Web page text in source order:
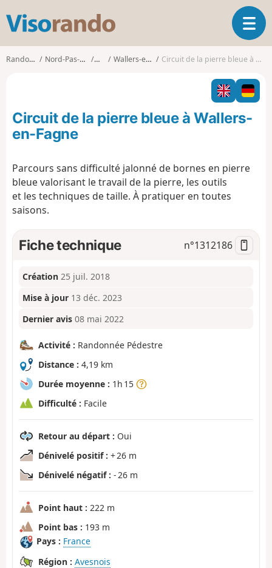
s
o
o
O
u
v
i
r
l
a
i
o
Randonnées Nord-Pas-de-Calais NordWallers-en-Fagne Circuit de la pierre bleue à Wallers-en-Fagne
Circuit de la pierre bleue à Wallers-
en-Fagne
Parcours sans difficulté jalonné de bornes en pierre
bleue valorisant le travail de la pierre, les outils
et les techniques de taille. À pratiquer en toutes
saisons.
Fiche technique n°1312186
Création 25 juil. 2018
Mise à jour 13 déc. 2023
Dernier avis 08 mai 2022
Activité : Randonnée Pédestre
Distance : 4,19 km
Durée moyenne : 1h 15
Difficulté : Facile
Retour au départ : Oui
Dénivelé positif : + 26 m
Dénivelé négatif : - 26 m
Point haut : 222 m
Point bas : 193 m
Pays : France
Région : Avesnois